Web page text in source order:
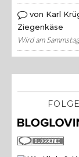
von Karl
Ziegenkäse
Wird am